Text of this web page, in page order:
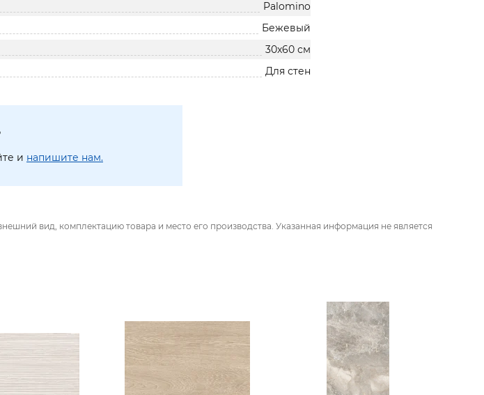
Palomino
Бежевый
30x60 см
Для стен
и напишите нам.
вид, комплектацию товара и место его производства. Указанная информация не является